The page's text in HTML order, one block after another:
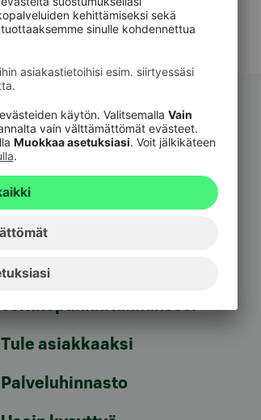
Ei Kyllä
Oikopolut
Tarkista
verkkopankkitunnuksesi
Tule asiakkaaksi
Palveluhinnasto